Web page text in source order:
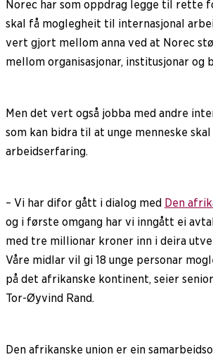
Norec har som oppdrag legge til rette
skal få moglegheit til internasjonal
vert gjort mellom anna ved at Norec
mellom organisasjonar, institusjonar og
Men det vert også jobba med andre
som kan bidra til at unge menneske
arbeidserfaring.
– Vi har difor gått i dialog med Den
og i første omgang har vi inngått ei
med tre millionar kroner inn i deira
Våre midlar vil gi 18 unge personar
på det afrikanske kontinent, seier
Tor-Øyvind Rand.
Den afrikanske union er ein